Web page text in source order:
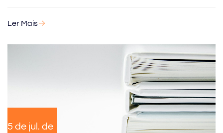
Ler Mais
5 de jul. de